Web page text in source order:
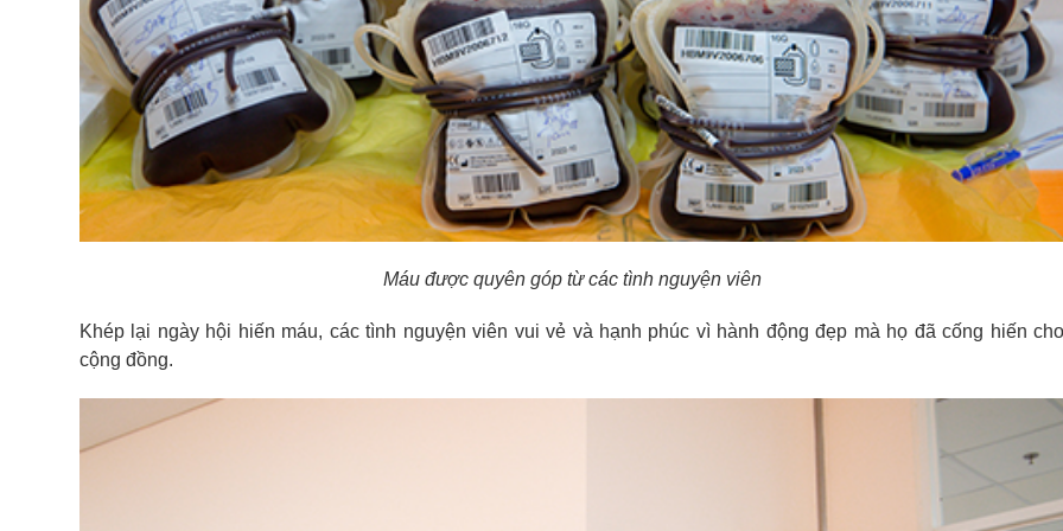
Máu được quyên góp từ các tình nguyện viên
Khép lại ngày hội hiến máu, các tình nguyện viên vui vẻ và hạnh phúc vì hành động đẹp mà họ đã cống hiến cho
cộng đồng.